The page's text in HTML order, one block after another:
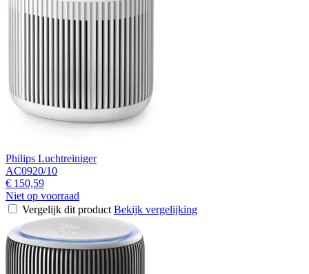
Philips Luchtreiniger
AC0920/10
€ 150,59
Niet op voorraad
Vergelijk dit product Bekijk vergelijking